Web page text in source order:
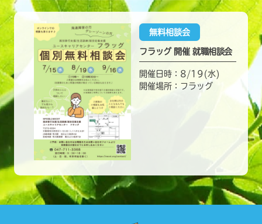
無料相談会
フラッグ 開催 就職相談会
開催日時：8/19(水)
開催場所：フラッグ